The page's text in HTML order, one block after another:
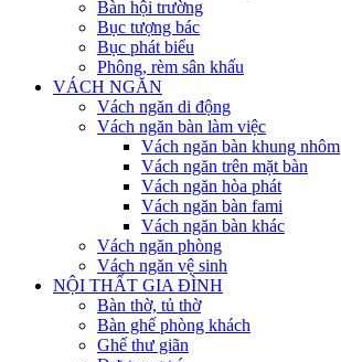
Bàn hội trường
Bục tượng bác
Bục phát biểu
Phông, rèm sân khấu
VÁCH NGĂN
Vách ngăn di động
Vách ngăn bàn làm việc
Vách ngăn bàn khung nhôm
Vách ngăn trên mặt bàn
Vách ngăn hòa phát
Vách ngăn bàn fami
Vách ngăn bàn khác
Vách ngăn phòng
Vách ngăn vệ sinh
NỘI THẤT GIA ĐÌNH
Bàn thờ, tủ thờ
Bàn ghế phòng khách
Ghế thư giãn